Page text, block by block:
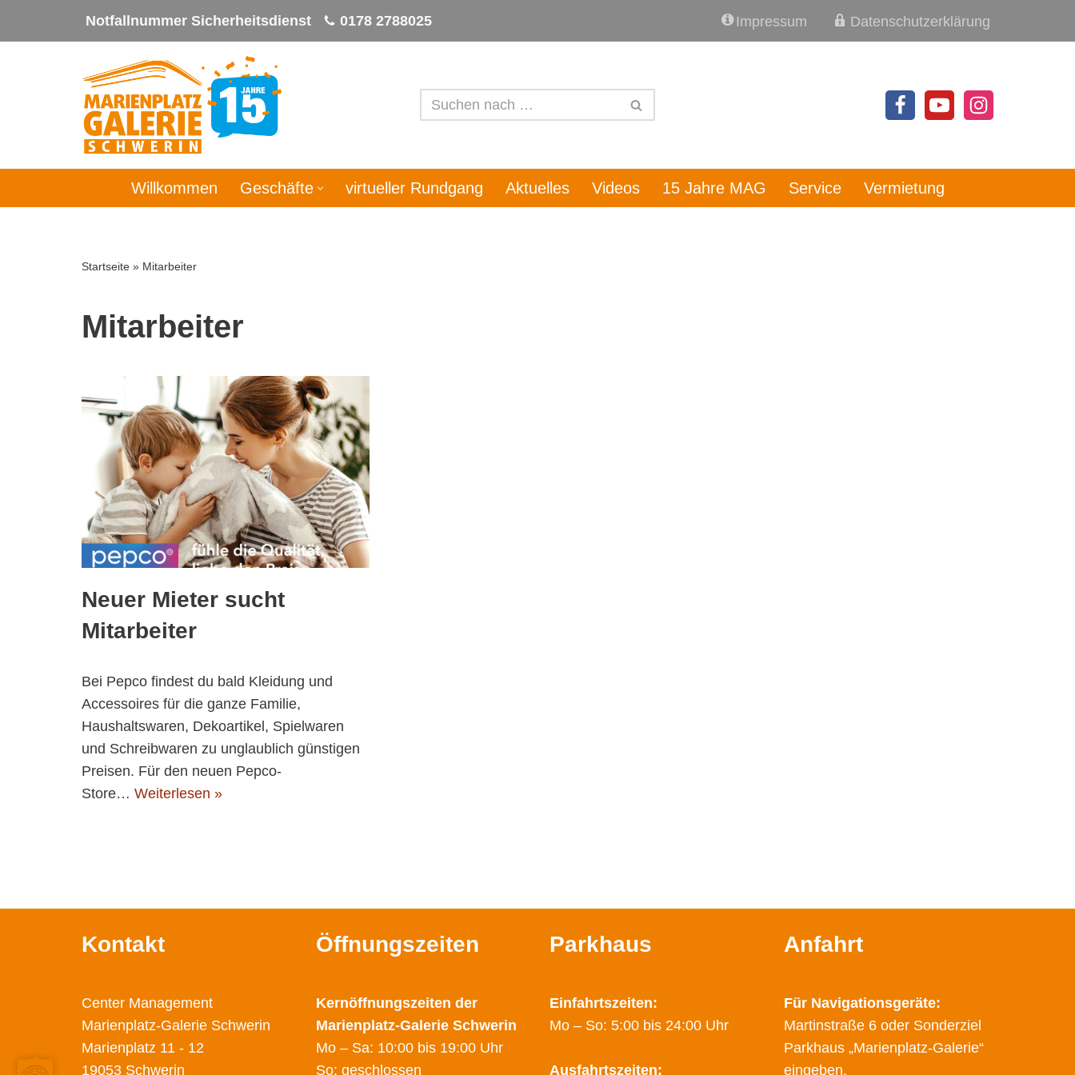
Zum
Notfallnummer Sicherheitsdienst 0178 2788025 Impressum Datenschutzerklärung
Willkommen Geschäfte virtueller Rundgang Aktuelles Videos 15 Jahre MAG Service Vermietung
Startseite » Mitarbeiter
Mitarbeiter
Neuer Mieter sucht
Mitarbeiter
Bei Pepco findest du bald Kleidung und
Accessoires für die ganze Familie,
Haushaltswaren, Dekoartikel, Spielwaren
und Schreibwaren zu unglaublich günstigen
Preisen. Für den neuen Pepco-
Store… Weiterlesen »
Kontakt
Center Management
Marienplatz-Galerie Schwerin
Marienplatz 11 - 12
19053 Schwerin
Öffnungszeiten
Kernöffnungszeiten der
Marienplatz-Galerie Schwerin
Mo – Sa: 10:00 bis 19:00 Uhr
So: geschlossen
Parkhaus
Einfahrtszeiten:
Mo – So: 5:00 bis 24:00 Uhr
Ausfahrtszeiten:
Anfahrt
Für Navigationsgeräte:
Martinstraße 6 oder Sonderziel
Parkhaus „Marienplatz-Galerie“
eingeben.